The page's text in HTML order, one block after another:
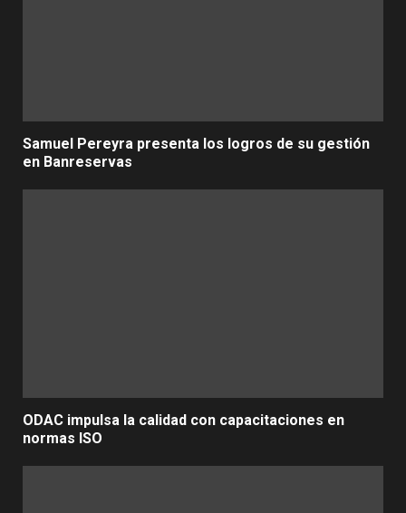
Samuel Pereyra presenta los logros de su gestión
en Banreservas
ODAC impulsa la calidad con capacitaciones en
normas ISO